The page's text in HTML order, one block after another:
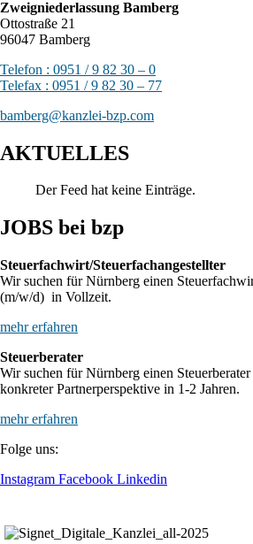
Zweigniederlassung Bamberg
Ottostraße 21
96047 Bamberg
Telefon : 0951 / 9 82 30 – 0
Telefax : 0951 / 9 82 30 – 77
bamberg@kanzlei-bzp.com
AKTUELLES
Der Feed hat keine Einträge.
JOBS bei bzp
Steuerfachwirt/Steuerfachangestellter
Wir suchen für Nürnberg einen
(m/w/d) in Vollzeit.
mehr erfahren
Steuerberater
Wir suchen für Nürnberg einen
konkreter Partnerperspektive in 1-2 Jahren.
mehr erfahren
Folge uns:
Instagram Facebook Linkedin